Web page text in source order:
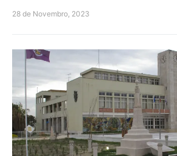
28 de Novembro, 2023